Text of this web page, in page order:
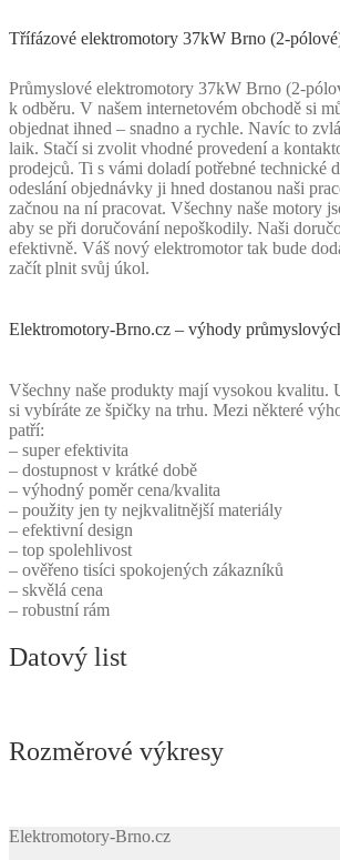
Třífázové elektromotory 37kW Brno (2-
Průmyslové elektromotory 37kW Brno (2-
k odběru. V našem internetovém obchodě si
objednat ihned – snadno a rychle. Navíc to
laik. Stačí si zvolit vhodné provedení a
prodejců. Ti s vámi doladí potřebné technické
odeslání objednávky ji hned dostanou naši
začnou na ní pracovat. Všechny naše motory
aby se při doručování nepoškodily. Naši
efektivně. Váš nový elektromotor tak bude
začít plnit svůj úkol.
Elektromotory-Brno.cz – výhody
Všechny naše produkty mají vysokou kvalitu.
si vybíráte ze špičky na trhu. Mezi některé
patří:
– super efektivita
– dostupnost v krátké době
– výhodný poměr cena/kvalita
– použity jen ty nejkvalitnější materiály
– efektivní design
– top spolehlivost
– ověřeno tisíci spokojených zákazníků
– skvělá cena
– robustní rám
Datový list
Rozměrové výkresy
Elektromotory-Brno.cz